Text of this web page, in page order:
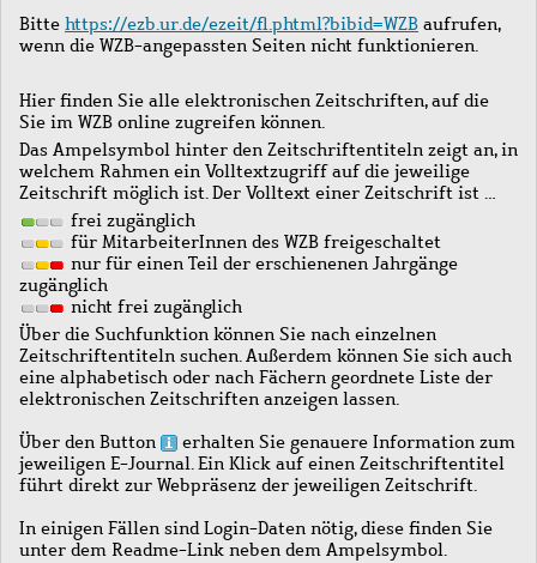
Bitte https://ezb.ur.de/ezeit/fl.phtml?bibid=WZB aufrufen,
wenn die WZB-angepassten Seiten nicht funktionieren.
Hier finden Sie alle elektronischen Zeitschriften, auf die
Sie im WZB online zugreifen können.
Das Ampelsymbol hinter den Zeitschriftentiteln zeigt an, in
welchem Rahmen ein Volltextzugriff auf die jeweilige
Zeitschrift möglich ist. Der Volltext einer Zeitschrift ist …
frei zugänglich
für MitarbeiterInnen des WZB freigeschaltet
nur für einen Teil der erschienenen Jahrgänge
zugänglich
nicht frei zugänglich
Über die Suchfunktion können Sie nach einzelnen
Zeitschriftentiteln suchen. Außerdem können Sie sich auch
eine alphabetisch oder nach Fächern geordnete Liste der
elektronischen Zeitschriften anzeigen lassen.
Über den Button
erhalten Sie genauere Information zum
jeweiligen E-Journal. Ein Klick auf einen Zeitschriftentitel
führt direkt zur Webpräsenz der jeweiligen Zeitschrift.
In einigen Fällen sind Login-Daten nötig, diese finden Sie
unter dem Readme-Link neben dem Ampelsymbol.